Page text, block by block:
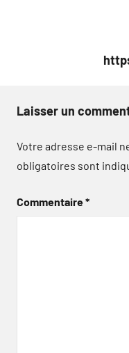
Laisser un
Votre adresse e-mail
obligatoires sont
Commentaire*